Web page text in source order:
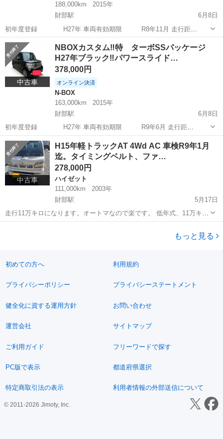
188,000km
2015年
財部駅
6月8日
初年度登録 H27年 車両有効期限 R8年11月 走行距
離 188000キロ 保証なし現状渡しになりますので現車確認後
のご購入お願い致します。現時点不具合なしになります。現車確認は6
月末頃を予定しております...
宮崎 ハイエース 車両
中古車
NBOXカスタム‼️特 ターボSSパッケージ
H27年ブラック‼️パワースライド…
378,000円
オンライン決済
N-BOX
163,000km
2015年
財部駅
6月8日
初年度登録 H27年 車両有効期限 R9年6月 走行距
離 163000キロ 使用中のため距離増えます。 保証なし現状
渡しになりますので現車確認後のご購入お願い致します。現時点不具
合なしになります。現車確認は...
宮崎 都城市 財部駅 N-BOX
中古車
H15年軽トラックAT 4Wd AC 車検R9年1月
迄。タイミングベルト、ファ…
278,000円
ハイゼット
111,000km
2003年
財部駅
5月17日
走行11万キロになります。オートマなので楽です。 低年式、11万キロ
のため保証ありませんので現車確認と試乗してからご購入下さい。 宮
崎県、鹿児島県の方はこちらで名義変更致しますので住民票持参して
もっと見る
初めての方へ 利用規約
プライバシーポリシー プライバシーステートメント
健全化に資する運用方針 お問い合わせ
運営会社 サイトマップ
ご利用ガイド フリーワードで探す
PC版で表示 都道府県選択
特定商取引法の表示 利用者情報の外部送信について
© 2011-2026 Jimoty, Inc.